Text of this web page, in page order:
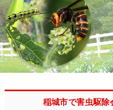
稲城市で害虫駆除